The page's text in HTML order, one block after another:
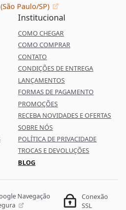
Paulo/SP)
Institucional
COMO CHEGAR
COMO COMPRAR
CONTATO
CONDIÇÕES DE ENTREGA
LANÇAMENTOS
FORMAS DE PAGAMENTO
PROMOÇÕES
RECEBA NOVIDADES E OFERTAS
SOBRE NÓS
POLÍTICA DE PRIVACIDADE
TROCAS E DEVOLUÇÕES
BLOG
Navegação
Conexão
SSL